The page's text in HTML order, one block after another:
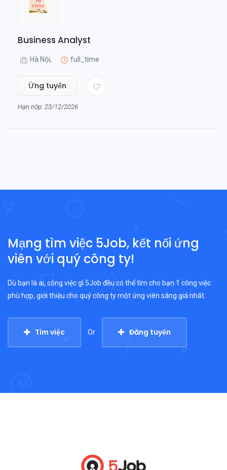
Business Analyst
Hà Nội, full_time
Ứng tuyển
Hạn nộp: 23/12/2026
Mạng tìm việc 5Job, kết nối ứng
viên với quý công ty!
Dù bạn là ai, công việc gì 5Job đều có thể tìm cho bạn 1 công việc
phù hợp, giới thiệu cho quý công ty một ứng viên sáng giá nhất.
Tìm việc Or Đăng tuyển